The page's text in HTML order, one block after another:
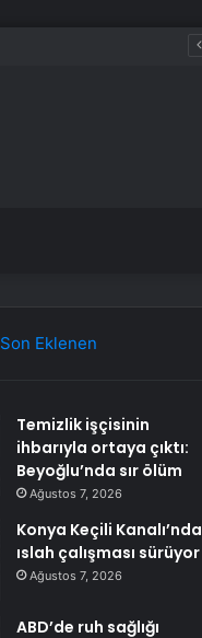
Son Eklenen
Temizlik işçisinin
ihbarıyla ortaya çıktı:
Beyoğlu’nda sır ölüm
Ağustos 7, 2026
Konya Keçili Kanalı’nda
ıslah çalışması sürüyor
Ağustos 7, 2026
ABD’de ruh sağlığı